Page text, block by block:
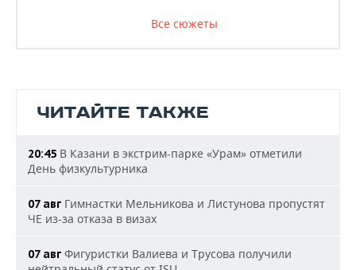
Все сюжеты
ЧИТАЙТЕ ТАКЖЕ
20:45 В Казани в экстрим-парке «Урам» отметили
День физкультурника
07 авг Гимнастки Мельникова и Листунова пропустят
ЧЕ из-за отказа в визах
07 авг Фигуристки Валиева и Трусова получили